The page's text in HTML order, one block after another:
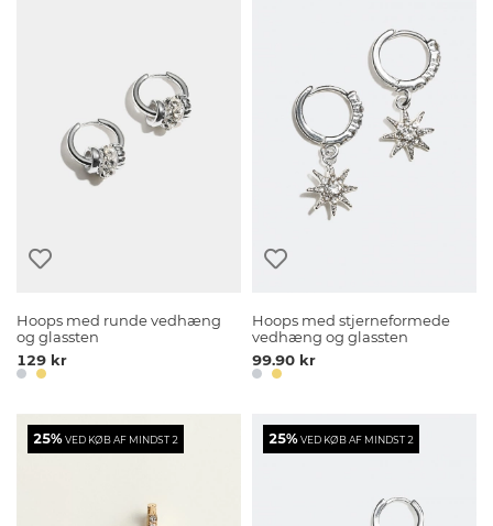
Hoops med runde vedhæng
og glassten
129 kr
Hoops med stjerneformede
vedhæng og glassten
99.90 kr
25%VED KØB AF MINDST 2 25%VED KØB AF MINDST 2